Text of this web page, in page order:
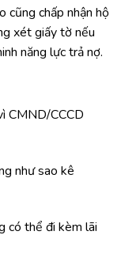
cũng chấp nhận hộ
xét giấy tờ nếu
năng lực trả nợ.
CMND/CCCD
như sao kê
có thể đi kèm lãi